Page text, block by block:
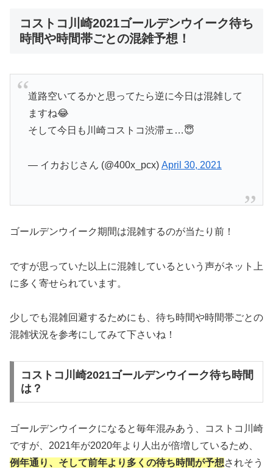
コストコ川崎2021ゴールデンウイーク待ち
時間や時間帯ごとの混雑予想！
道路空いてるかと思ってたら逆に今日は混雑して
ますね😂
そして今日も川崎コストコ渋滞ェ…😇
— イカおじさん (@400x_pcx) April 30, 2021
ゴールデンウイーク期間は混雑するのが当たり前！
ですが思っていた以上に混雑しているという声がネット上
に多く寄せられています。
少しでも混雑回避するためにも、待ち時間や時間帯ごとの
混雑状況を参考にしてみて下さいね！
コストコ川崎2021ゴールデンウイーク待ち時間
は？
ゴールデンウイークになると毎年混みあう、コストコ川崎
ですが、2021年が2020年より人出が倍増しているため、
例年通り、そして前年より多くの待ち時間が予想されそう